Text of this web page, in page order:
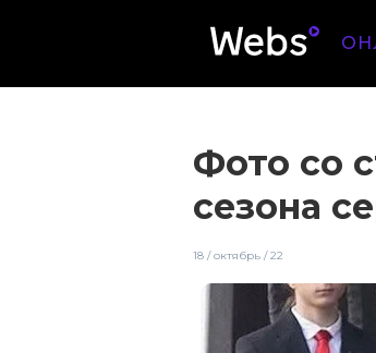
Фото со
сезона
18 / октябрь / 22